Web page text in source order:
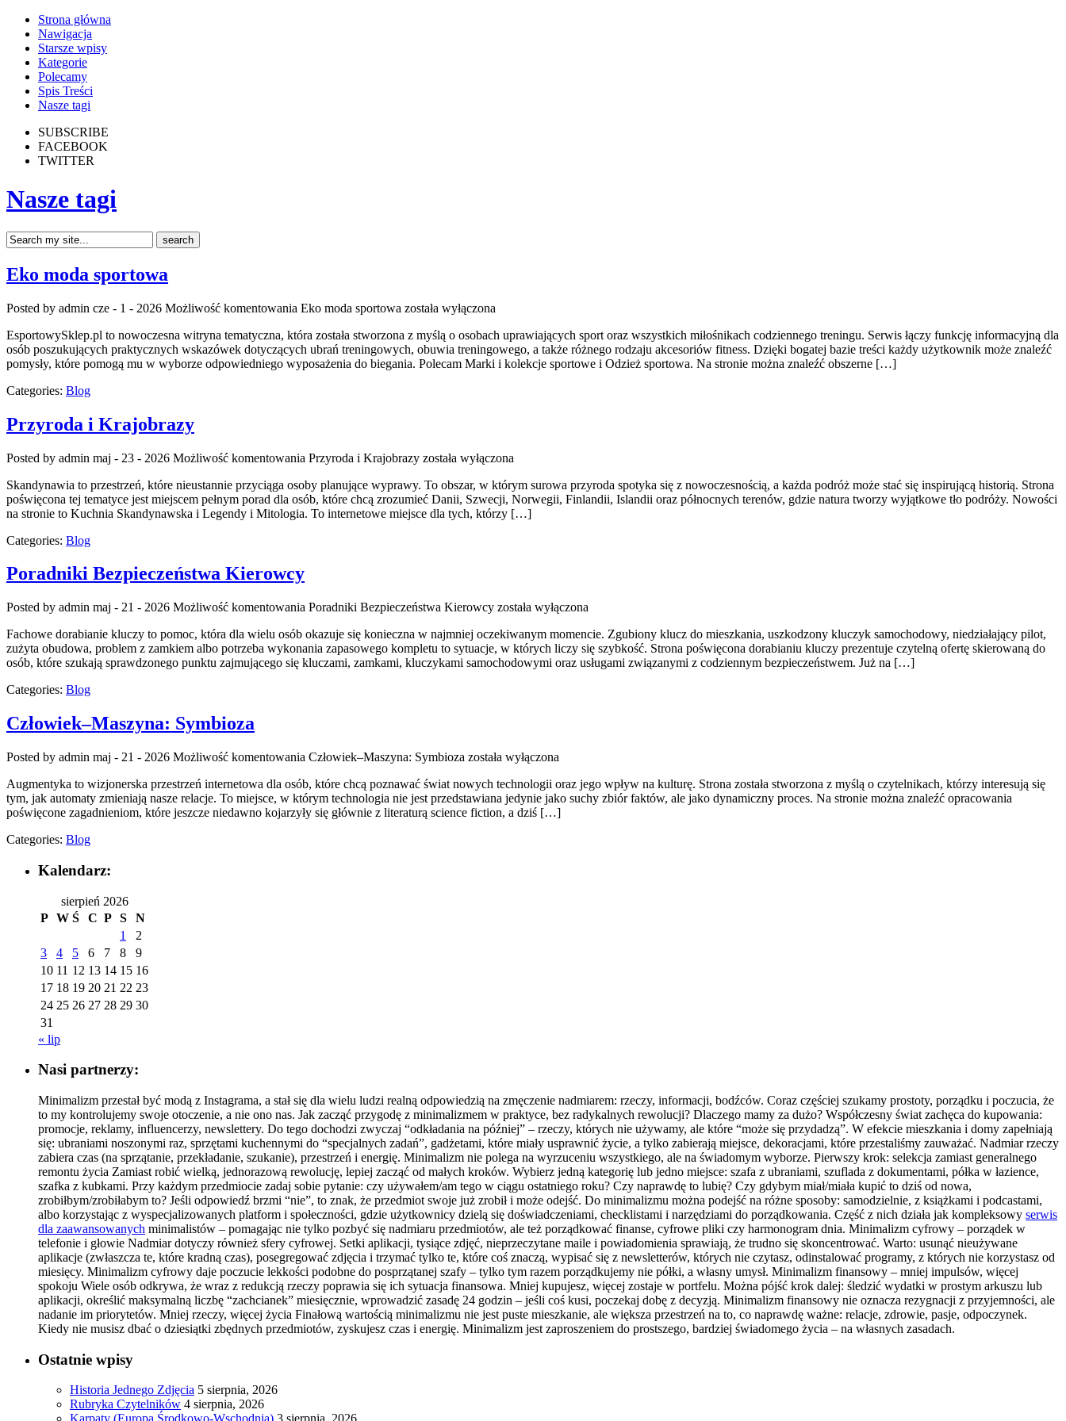
Strona główna
Nawigacja
Starsze wpisy
Kategorie
Polecamy
Spis Treści
Nasze tagi
SUBSCRIBE
FACEBOOK
TWITTER
Nasze tagi
Eko moda sportowa
Posted by admin cze - 1 - 2026 Możliwość komentowania Eko moda sportowa została wyłączona
EsportowySklep.pl to nowoczesna witryna tematyczna, która została stworzona z myślą o osobach uprawiających sport oraz wszystkich miłośnikach codziennego treningu. Serwis łączy funkcję informacyjną dla
osób poszukujących praktycznych wskazówek dotyczących ubrań treningowych, obuwia treningowego, a także różnego rodzaju akcesoriów fitness. Dzięki bogatej bazie treści każdy użytkownik może znaleźć
pomysły, które pomogą mu w wyborze odpowiedniego wyposażenia do biegania. Polecam Marki i kolekcje sportowe i Odzież sportowa. Na stronie można znaleźć obszerne […]
Categories: Blog
Przyroda i Krajobrazy
Posted by admin maj - 23 - 2026 Możliwość komentowania Przyroda i Krajobrazy została wyłączona
Skandynawia to przestrzeń, które nieustannie przyciąga osoby planujące wyprawy. To obszar, w którym surowa przyroda spotyka się z nowoczesnością, a każda podróż może stać się inspirującą historią. Strona
poświęcona tej tematyce jest miejscem pełnym porad dla osób, które chcą zrozumieć Danii, Szwecji, Norwegii, Finlandii, Islandii oraz północnych terenów, gdzie natura tworzy wyjątkowe tło podróży. Nowości
na stronie to Kuchnia Skandynawska i Legendy i Mitologia. To internetowe miejsce dla tych, którzy […]
Categories: Blog
Poradniki Bezpieczeństwa Kierowcy
Posted by admin maj - 21 - 2026 Możliwość komentowania Poradniki Bezpieczeństwa Kierowcy została wyłączona
Fachowe dorabianie kluczy to pomoc, która dla wielu osób okazuje się konieczna w najmniej oczekiwanym momencie. Zgubiony klucz do mieszkania, uszkodzony kluczyk samochodowy, niedziałający pilot,
zużyta obudowa, problem z zamkiem albo potrzeba wykonania zapasowego kompletu to sytuacje, w których liczy się szybkość. Strona poświęcona dorabianiu kluczy prezentuje czytelną ofertę skierowaną do
osób, które szukają sprawdzonego punktu zajmującego się kluczami, zamkami, kluczykami samochodowymi oraz usługami związanymi z codziennym bezpieczeństwem. Już na […]
Categories: Blog
Człowiek–Maszyna: Symbioza
Posted by admin maj - 21 - 2026 Możliwość komentowania Człowiek–Maszyna: Symbioza została wyłączona
Augmentyka to wizjonerska przestrzeń internetowa dla osób, które chcą poznawać świat nowych technologii oraz jego wpływ na kulturę. Strona została stworzona z myślą o czytelnikach, którzy interesują się
tym, jak automaty zmieniają nasze relacje. To miejsce, w którym technologia nie jest przedstawiana jedynie jako suchy zbiór faktów, ale jako dynamiczny proces. Na stronie można znaleźć opracowania
poświęcone zagadnieniom, które jeszcze niedawno kojarzyły się głównie z literaturą science fiction, a dziś […]
Categories: Blog
Kalendarz:
sierpień 2026
P W Ś C P S
N
1
2
3
4 5 6 7 8
9
10 11 12 13 14 15 16
17 18 19 20 21 22 23
24 25 26 27 28 29 30
31
« lip
Nasi partnerzy:
Minimalizm przestał być modą z Instagrama, a stał się dla wielu ludzi realną odpowiedzią na zmęczenie nadmiarem: rzeczy, informacji, bodźców. Coraz częściej szukamy prostoty, porządku i poczucia, że
to my kontrolujemy swoje otoczenie, a nie ono nas. Jak zacząć przygodę z minimalizmem w praktyce, bez radykalnych rewolucji? Dlaczego mamy za dużo? Współczesny świat zachęca do kupowania:
promocje, reklamy, influencerzy, newslettery. Do tego dochodzi zwyczaj “odkładania na później” – rzeczy, których nie używamy, ale które “może się przydadzą”. W efekcie mieszkania i domy zapełniają
się: ubraniami noszonymi raz, sprzętami kuchennymi do “specjalnych zadań”, gadżetami, które miały usprawnić życie, a tylko zabierają miejsce, dekoracjami, które przestaliśmy zauważać. Nadmiar rzeczy
zabiera czas (na sprzątanie, przekładanie, szukanie), przestrzeń i energię. Minimalizm nie polega na wyrzuceniu wszystkiego, ale na świadomym wyborze. Pierwszy krok: selekcja zamiast generalnego
remontu życia Zamiast robić wielką, jednorazową rewolucję, lepiej zacząć od małych kroków. Wybierz jedną kategorię lub jedno miejsce: szafa z ubraniami, szuflada z dokumentami, półka w łazience,
szafka z kubkami. Przy każdym przedmiocie zadaj sobie pytanie: czy używałem/am tego w ciągu ostatniego roku? Czy naprawdę to lubię? Czy gdybym miał/miała kupić to dziś od nowa,
zrobiłbym/zrobiłabym to? Jeśli odpowiedź brzmi “nie”, to znak, że przedmiot swoje już zrobił i może odejść. Do minimalizmu można podejść na różne sposoby: samodzielnie, z książkami i podcastami,
albo korzystając z wyspecjalizowanych platform i społeczności, gdzie użytkownicy dzielą się doświadczeniami, checklistami i narzędziami do porządkowania. Część z nich działa jak kompleksowy serwis
dla zaawansowanych minimalistów – pomagając nie tylko pozbyć się nadmiaru przedmiotów, ale też porządkować finanse, cyfrowe pliki czy harmonogram dnia. Minimalizm cyfrowy – porządek w
telefonie i głowie Nadmiar dotyczy również sfery cyfrowej. Setki aplikacji, tysiące zdjęć, nieprzeczytane maile i powiadomienia sprawiają, że trudno się skoncentrować. Warto: usunąć nieużywane
aplikacje (zwłaszcza te, które kradną czas), posegregować zdjęcia i trzymać tylko te, które coś znaczą, wypisać się z newsletterów, których nie czytasz, odinstalować programy, z których nie korzystasz od
miesięcy. Minimalizm cyfrowy daje poczucie lekkości podobne do posprzątanej szafy – tylko tym razem porządkujemy nie półki, a własny umysł. Minimalizm finansowy – mniej impulsów, więcej
spokoju Wiele osób odkrywa, że wraz z redukcją rzeczy poprawia się ich sytuacja finansowa. Mniej kupujesz, więcej zostaje w portfelu. Można pójść krok dalej: śledzić wydatki w prostym arkuszu lub
aplikacji, określić maksymalną liczbę “zachcianek” miesięcznie, wprowadzić zasadę 24 godzin – jeśli coś kusi, poczekaj dobę z decyzją. Minimalizm finansowy nie oznacza rezygnacji z przyjemności, ale
nadanie im priorytetów. Mniej rzeczy, więcej życia Finałową wartością minimalizmu nie jest puste mieszkanie, ale większa przestrzeń na to, co naprawdę ważne: relacje, zdrowie, pasje, odpoczynek.
Kiedy nie musisz dbać o dziesiątki zbędnych przedmiotów, zyskujesz czas i energię. Minimalizm jest zaproszeniem do prostszego, bardziej świadomego życia – na własnych zasadach.
Ostatnie wpisy
Historia Jednego Zdjęcia 5 sierpnia, 2026
Rubryka Czytelników 4 sierpnia, 2026